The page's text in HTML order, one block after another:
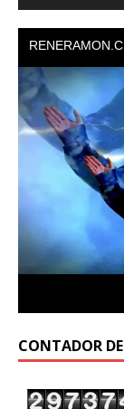
CONTADOR